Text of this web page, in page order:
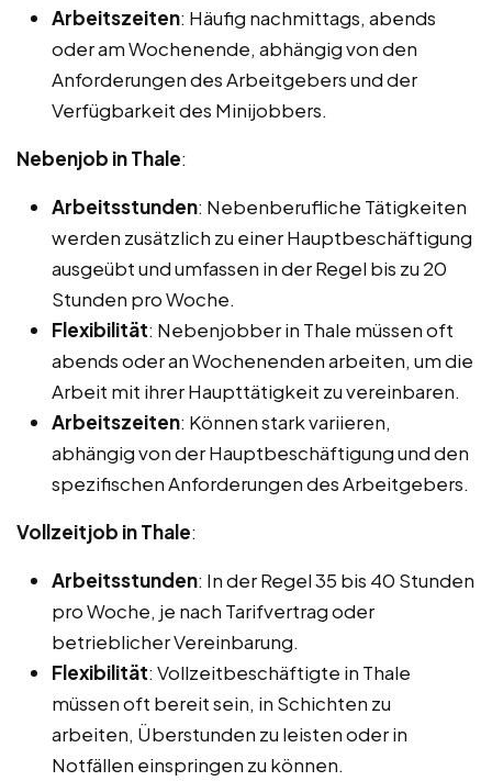
Arbeitszeiten: Häufig nachmittags, abends
oder am Wochenende, abhängig von den
Anforderungen des Arbeitgebers und der
Verfügbarkeit des Minijobbers.
Nebenjob in Thale:
Arbeitsstunden: Nebenberufliche Tätigkeiten
werden zusätzlich zu einer Hauptbeschäftigung
ausgeübt und umfassen in der Regel bis zu 20
Stunden pro Woche.
Flexibilität: Nebenjobber in Thale müssen oft
abends oder an Wochenenden arbeiten, um die
Arbeit mit ihrer Haupttätigkeit zu vereinbaren.
Arbeitszeiten: Können stark variieren,
abhängig von der Hauptbeschäftigung und den
spezifischen Anforderungen des Arbeitgebers.
Vollzeitjob in Thale:
Arbeitsstunden: In der Regel 35 bis 40 Stunden
pro Woche, je nach Tarifvertrag oder
betrieblicher Vereinbarung.
Flexibilität: Vollzeitbeschäftigte in Thale
müssen oft bereit sein, in Schichten zu
arbeiten, Überstunden zu leisten oder in
Notfällen einspringen zu können.